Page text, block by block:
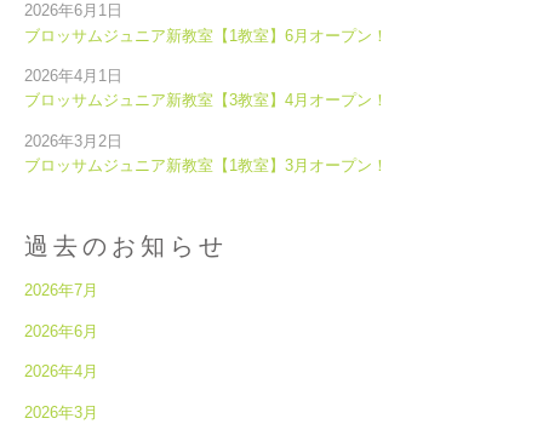
ブロッサムジュニア新教室【1教室】6月オープン！
2026年6月1日
ブロッサムジュニア新教室【3教室】4月オープン！
2026年4月1日
ブロッサムジュニア新教室【1教室】3月オープン！
2026年3月2日
過去のお知らせ
2026年7月
2026年6月
2026年4月
2026年3月